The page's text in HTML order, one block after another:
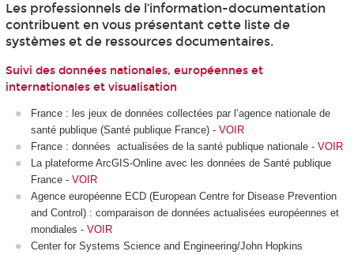
Les professionnels de l’information-documentation
contribuent en vous présentant cette liste de
systèmes et de ressources documentaires.
Suivi des données nationales, européennes et
internationales et visualisation
France : les jeux de données collectées par l’agence nationale de
santé publique (Santé publique France) - VOIR
France : données actualisées de la santé publique nationale - VOIR
La plateforme ArcGIS-Online avec les données de Santé publique
France - VOIR
Agence européenne ECD (European Centre for Disease Prevention
and Control) : comparaison de données actualisées européennes et
mondiales - VOIR
Center for Systems Science and Engineering/John Hopkins